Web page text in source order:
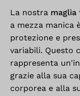
La nostra
a mezza manica
protezione e
variabili. Questo
rappresenta
grazie alla sua
corporea e alla